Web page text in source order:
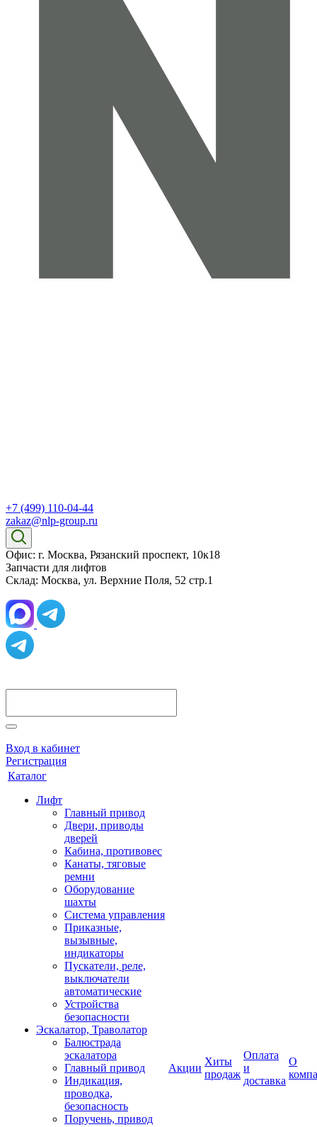
+7 (499) 110-04-44
zakaz@nlp-group.ru
Офис: г. Москва, Рязанский проспект, 10к18
Запчасти для лифтов
Склад: Москва, ул. Верхние Поля, 52 стр.1
Вход в кабинет
Регистрация
Каталог
Лифт
Главный привод
Двери, приводы
дверей
Кабина, противовес
Канаты, тяговые
ремни
Оборудование
шахты
Система управления
Приказные,
вызывные,
индикаторы
Пускатели, реле,
выключатели
автоматические
Устройства
безопасности
Эскалатор, Траволатор
Балюстрада
эскалатора
Главный привод
Индикация,
проводка,
безопасность
Поручень, привод
Акции
Хиты
продаж
Оплата
и
доставка
О